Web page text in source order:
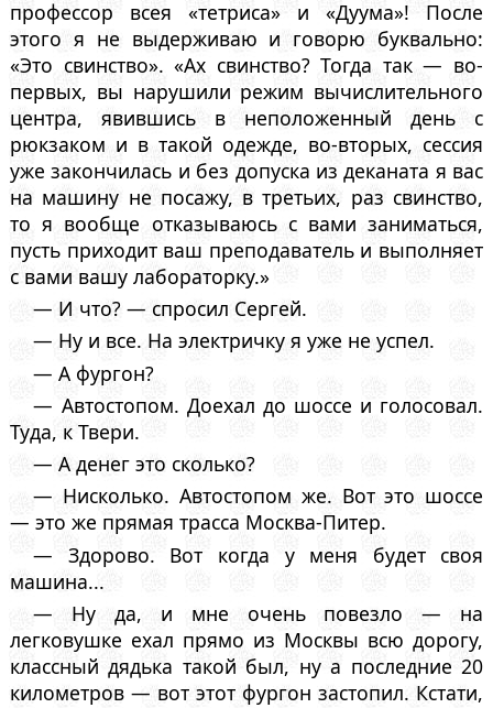
профессор всея «тетриса» и «Дуума»! После
этого я не выдерживаю и говорю буквально:
«Это свинство». «Ах свинство? Тогда так — во-
первых, вы нарушили режим вычислительного
центра, явившись в неположенный день с
рюкзаком и в такой одежде, во-вторых, сессия
уже закончилась и без допуска из деканата я вас
на машину не посажу, в третьих, раз свинство,
то я вообще отказываюсь с вами заниматься,
пусть приходит ваш преподаватель и выполняет
с вами вашу лабораторку.»
— И что? — спросил Сергей.
— Ну и все. На электричку я уже не успел.
— А фургон?
— Автостопом. Доехал до шоссе и голосовал.
Туда, к Твери.
— А денег это сколько?
— Нисколько. Автостопом же. Вот это шоссе
— это же прямая трасса Москва-Питер.
— Здорово. Вот когда у меня будет своя
машина...
— Ну да, и мне очень повезло — на
легковушке ехал прямо из Москвы всю дорогу,
классный дядька такой был, ну а последние 20
километров — вот этот фургон застопил. Кстати,